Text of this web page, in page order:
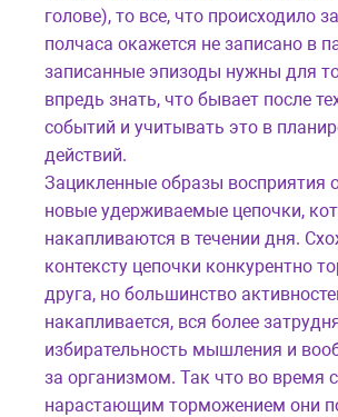
голове), то все, что происходило
полчаса окажется не записано в
записанные эпизоды нужны для
впредь знать, что бывает после
событий и учитывать это в
действий.
Зацикленные образы восприятия
новые удерживаемые цепочки,
накапливаются в течении дня.
контексту цепочки конкурентно
друга, но большинство
накапливается, вся более
избирательность мышления и
за организмом. Так что во время
нарастающим торможением они